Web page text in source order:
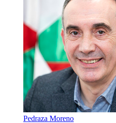
Pedraza Moreno